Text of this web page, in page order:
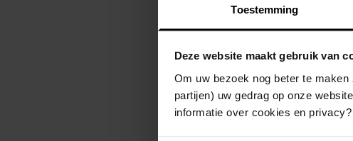
Toestemming
Deze website maakt gebruik van
Om uw bezoek nog beter te
partijen) uw gedrag op onze
informatie over cookies en